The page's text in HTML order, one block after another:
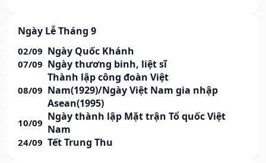
Ngày Lễ Tháng 9
02/09 Ngày Quốc Khánh
07/09 Ngày thương binh, liệt sĩ
08/09
Thành lập công đoàn Việt
Nam(1929)/Ngày Việt Nam gia nhập
Asean(1995)
10/09 Ngày thành lập Mặt trận Tổ quốc Việt
Nam
24/09 Tết Trung Thu